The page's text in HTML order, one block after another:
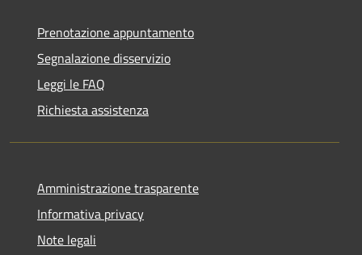
Prenotazione appuntamento
Segnalazione disservizio
Leggi le FAQ
Richiesta assistenza
Amministrazione trasparente
Informativa privacy
Note legali